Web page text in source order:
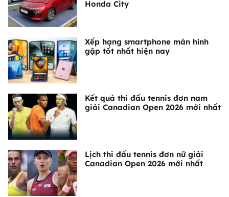
Honda City
Xếp hạng smartphone màn hình
gập tốt nhất hiện nay
Kết quả thi đấu tennis đơn nam
giải Canadian Open 2026 mới nhất
Lịch thi đấu tennis đơn nữ giải
Canadian Open 2026 mới nhất